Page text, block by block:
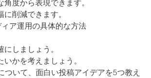
度から表現できます。
削減できます。
ア運用の具体的な方法
しましょう。
かを考えましょう。
いて、面白い投稿アイデアを5つ教え